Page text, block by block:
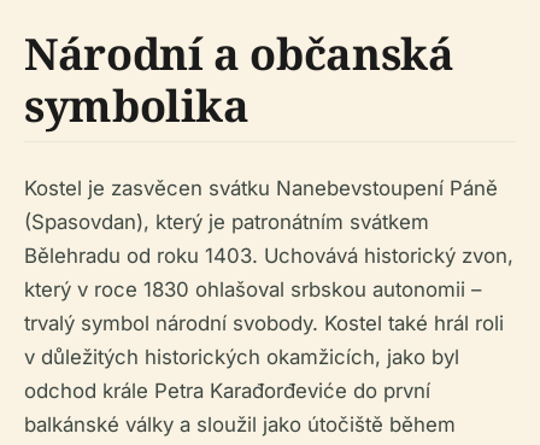
Národní a občanská
symbolika
Kostel je zasvěcen svátku Nanebevstoupení Páně
(Spasovdan), který je patronátním svátkem
Bělehradu od roku 1403. Uchovává historický zvon,
který v roce 1830 ohlašoval srbskou autonomii –
trvalý symbol národní svobody. Kostel také hrál roli
v důležitých historických okamžicích, jako byl
odchod krále Petra Karađorđeviće do první
balkánské války a sloužil jako útočiště během